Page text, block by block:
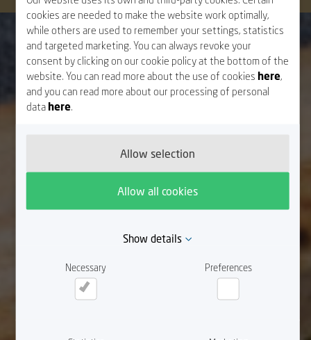
cookies are needed to make the website work optimally,
while others are used to remember your settings, statistics
and targeted marketing. You can always revoke your
consent by clicking on our cookie policy at the bottom of the
website. You can read more about the use of cookies here,
and you can read more about our processing of personal
datahere.
Allow selection
Allow all cookies
Show details
Necessary Preferences